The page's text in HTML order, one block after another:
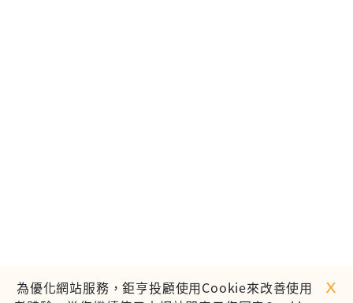
為優化網站服務，鉅亨投顧使用Cookie來改善使用
ｘ